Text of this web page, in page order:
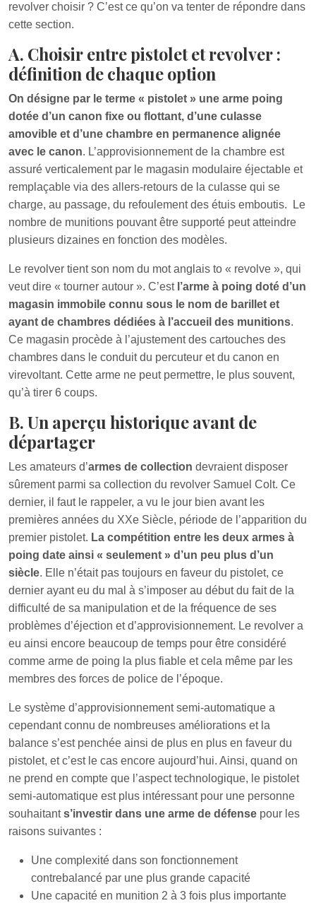
revolver choisir ? C’est ce qu’on va tenter de répondre dans
cette section.
A. Choisir entre pistolet et revolver :
définition de chaque option
On désigne par le terme « pistolet » une arme poing
dotée d’un canon fixe ou flottant, d’une culasse
amovible et d’une chambre en permanence alignée
avec le canon. L’approvisionnement de la chambre est
assuré verticalement par le magasin modulaire éjectable et
remplaçable via des allers-retours de la culasse qui se
charge, au passage, du refoulement des étuis emboutis. Le
nombre de munitions pouvant être supporté peut atteindre
plusieurs dizaines en fonction des modèles.
Le revolver tient son nom du mot anglais to « revolve », qui
veut dire « tourner autour ». C’est l’arme à poing doté d’un
magasin immobile connu sous le nom de barillet et
ayant de chambres dédiées à l’accueil des munitions.
Ce magasin procède à l’ajustement des cartouches des
chambres dans le conduit du percuteur et du canon en
virevoltant. Cette arme ne peut permettre, le plus souvent,
qu’à tirer 6 coups.
B. Un aperçu historique avant de
départager
Les amateurs d’armes de collection devraient disposer
sûrement parmi sa collection du revolver Samuel Colt. Ce
dernier, il faut le rappeler, a vu le jour bien avant les
premières années du XXe Siècle, période de l’apparition du
premier pistolet. La compétition entre les deux armes à
poing date ainsi « seulement » d’un peu plus d’un
siècle. Elle n’était pas toujours en faveur du pistolet, ce
dernier ayant eu du mal à s’imposer au début du fait de la
difficulté de sa manipulation et de la fréquence de ses
problèmes d’éjection et d’approvisionnement. Le revolver a
eu ainsi encore beaucoup de temps pour être considéré
comme arme de poing la plus fiable et cela même par les
membres des forces de police de l’époque.
Le système d’approvisionnement semi-automatique a
cependant connu de nombreuses améliorations et la
balance s’est penchée ainsi de plus en plus en faveur du
pistolet, et c’est le cas encore aujourd’hui. Ainsi, quand on
ne prend en compte que l’aspect technologique, le pistolet
semi-automatique est plus intéressant pour une personne
souhaitants’investir dans une arme de défense pour les
raisons suivantes :
Une complexité dans son fonctionnement
contrebalancé par une plus grande capacité
Une capacité en munition 2 à 3 fois plus importante